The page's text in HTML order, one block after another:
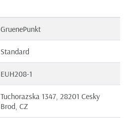
GruenePunkt
Standard
EUH208-1
Tuchorazska 1347, 28201 Cesky
Brod, CZ